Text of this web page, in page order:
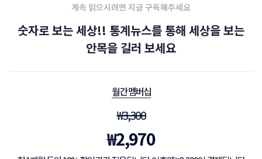
계속 읽으시려면 지금 구독해주세요
숫자로 보는 세상!! 통계뉴스를 통해 세상을 보는
안목을 길러 보세요
월간 멤버십
₩3,300
₩2,970